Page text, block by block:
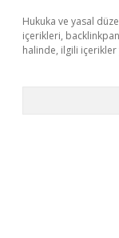
Hukuka ve yasal
içerikleri,
halinde, ilgili içerikler